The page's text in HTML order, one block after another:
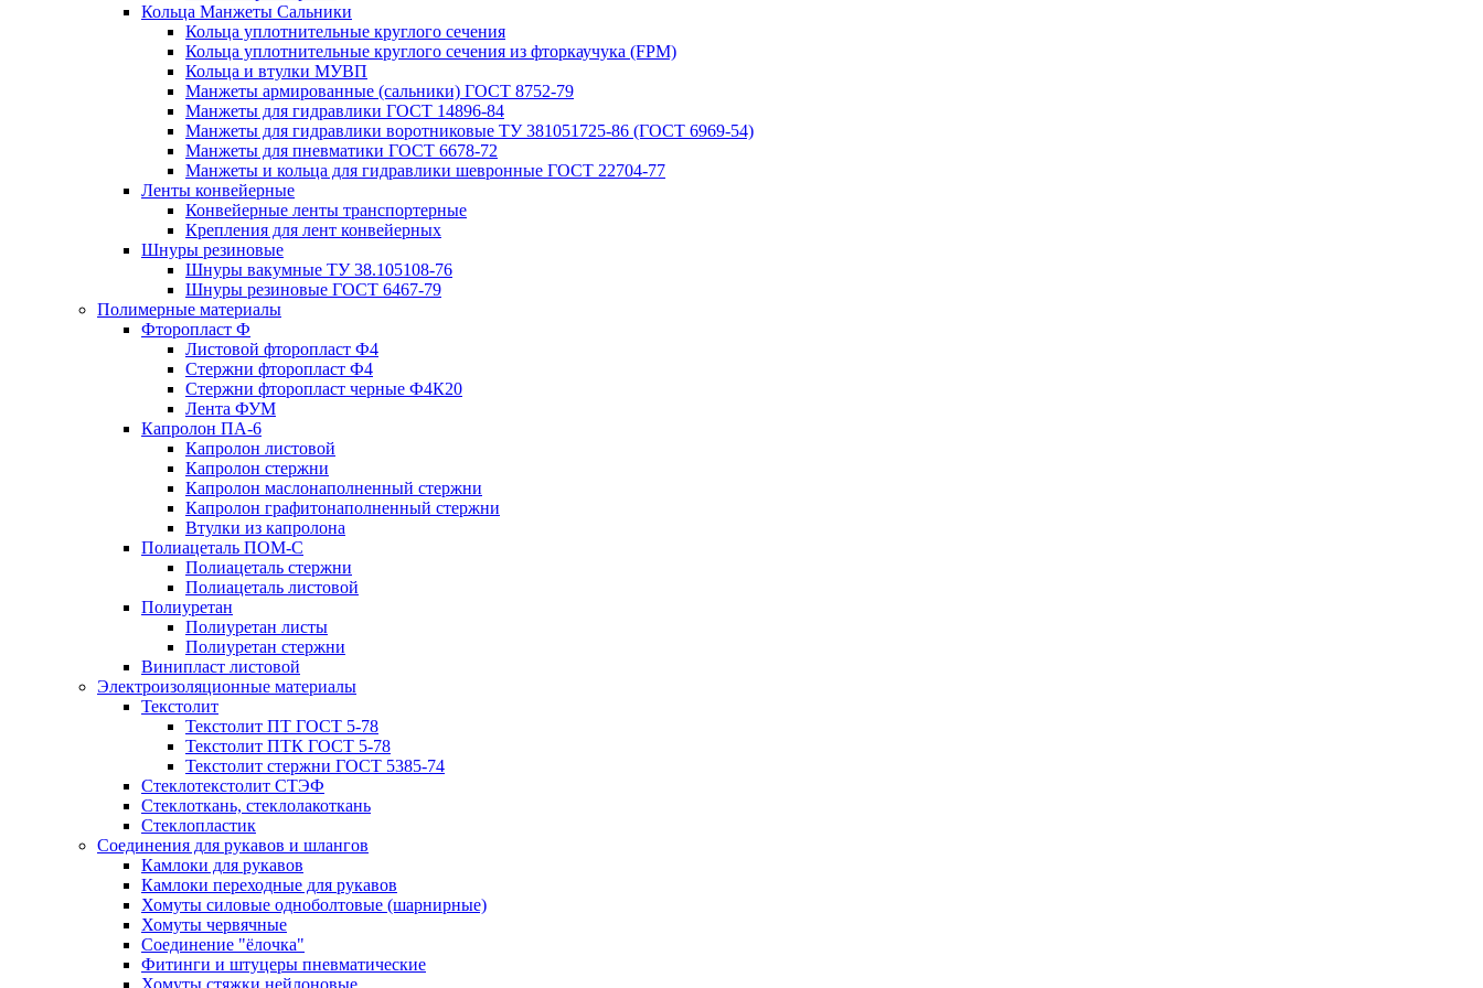
Кольца Манжеты Сальники
Кольца уплотнительные круглого сечения
Кольца уплотнительные круглого сечения из фторкаучука (FPM)
Кольца и втулки МУВП
Манжеты армированные (сальники) ГОСТ 8752-79
Манжеты для гидравлики ГОСТ 14896-84
Манжеты для гидравлики воротниковые ТУ 381051725-86 (ГОСТ 6969-54)
Манжеты для пневматики ГОСТ 6678-72
Манжеты и кольца для гидравлики шевронные ГОСТ 22704-77
Ленты конвейерные
Конвейерные ленты транспортерные
Крепления для лент конвейерных
Шнуры резиновые
Шнуры вакумные ТУ 38.105108-76
Шнуры резиновые ГОСТ 6467-79
Полимерные материалы
Фторопласт Ф
Листовой фторопласт Ф4
Стержни фторопласт Ф4
Стержни фторопласт черные Ф4К20
Лента ФУМ
Капролон ПА-6
Капролон листовой
Капролон стержни
Капролон маслонаполненный стержни
Капролон графитонаполненный стержни
Втулки из капролона
Полиацеталь ПОМ-С
Полиацеталь стержни
Полиацеталь листовой
Полиуретан
Полиуретан листы
Полиуретан стержни
Винипласт листовой
Электроизоляционные материалы
Текстолит
Текстолит ПТ ГОСТ 5-78
Текстолит ПТК ГОСТ 5-78
Текстолит стержни ГОСТ 5385-74
Стеклотекстолит СТЭФ
Стеклоткань, стеклолакоткань
Стеклопластик
Соединения для рукавов и шлангов
Камлоки для рукавов
Камлоки переходные для рукавов
Хомуты силовые одноболтовые (шарнирные)
Хомуты червячные
Соединение "ёлочка"
Фитинги и штуцеры пневматические
Хомуты стяжки нейлоновые